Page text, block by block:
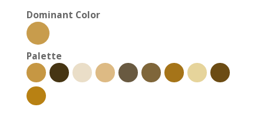
Dominant Color
Palette